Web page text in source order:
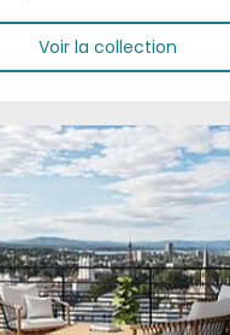
Voir la collection